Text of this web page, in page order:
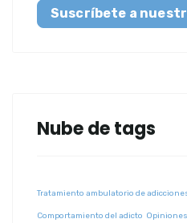
Suscríbete a
Nube de tags
Tratamiento ambulatorio de
Comportamiento del adicto